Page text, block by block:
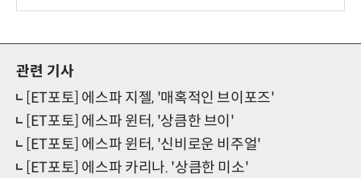
보
관련 기사
[ET포토] 에스파 지젤, '매혹적인 브이포즈'
[ET포토] 에스파 윈터, '상큼한 브이'
[ET포토] 에스파 윈터, '신비로운 비주얼'
[ET포토] 에스파 카리나. '상큼한 미소'